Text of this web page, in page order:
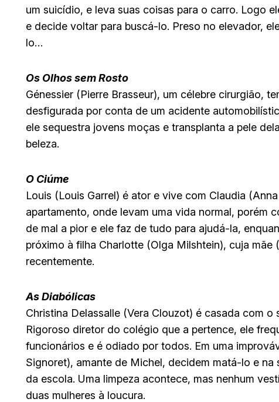
um suicídio, e leva suas coisas para o carro. Logo
e decide voltar para buscá-lo. Preso no elevador,
lo…
Os Olhos sem Rosto
Génessier (Pierre Brasseur), um célebre cirurgião,
desfigurada por conta de um acidente
ele sequestra jovens moças e transplanta a pele
beleza.
O Ciúme
Louis (Louis Garrel) é ator e vive com Claudia
apartamento, onde levam uma vida normal, porém
de mal a pior e ele faz de tudo para ajudá-la,
próximo à filha Charlotte (Olga Milshtein), cuja mãe
recentemente.
As Diabólicas
Christina Delassalle (Vera Clouzot) é casada com
Rigoroso diretor do colégio que a pertence, ele
funcionários e é odiado por todos. Em uma
Signoret), amante de Michel, decidem matá-lo e
da escola. Uma limpeza acontece, mas nenhum
duas mulheres à loucura.